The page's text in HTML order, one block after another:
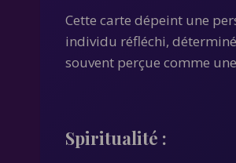
Cette carte dépeint une
individu réfléchi,
souvent perçue comme
Spiritualité :